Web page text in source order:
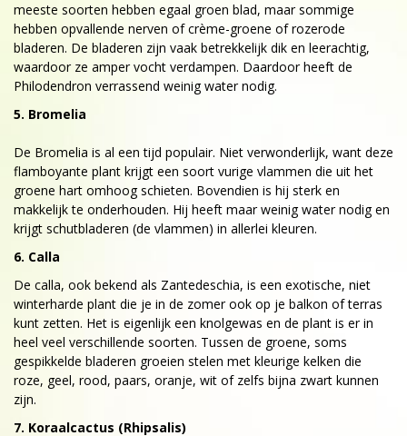
meeste soorten hebben egaal groen blad, maar sommige
hebben opvallende nerven of crème-groene of rozerode
bladeren. De bladeren zijn vaak betrekkelijk dik en leerachtig,
waardoor ze amper vocht verdampen. Daardoor heeft de
Philodendron verrassend weinig water nodig.
5. Bromelia
De Bromelia is al een tijd populair. Niet verwonderlijk, want deze
flamboyante plant krijgt een soort vurige vlammen die uit het
groene hart omhoog schieten. Bovendien is hij sterk en
makkelijk te onderhouden. Hij heeft maar weinig water nodig en
krijgt schutbladeren (de vlammen) in allerlei kleuren.
6. Calla
De calla, ook bekend als Zantedeschia, is een exotische, niet
winterharde plant die je in de zomer ook op je balkon of terras
kunt zetten. Het is eigenlijk een knolgewas en de plant is er in
heel veel verschillende soorten. Tussen de groene, soms
gespikkelde bladeren groeien stelen met kleurige kelken die
roze, geel, rood, paars, oranje, wit of zelfs bijna zwart kunnen
zijn.
7. Koraalcactus (Rhipsalis)